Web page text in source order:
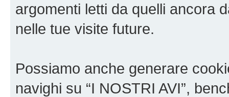
argomenti letti da quelli ancora
nelle tue visite future.
Possiamo anche generare
navighi su “I NOSTRI AVI”,